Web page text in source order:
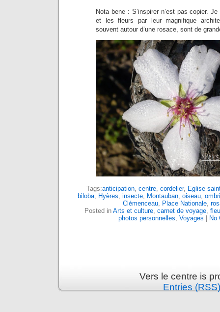
Nota bene : S’inspirer n’est pas copier.
et les fleurs par leur magnifique
souvent autour d’une rosace, sont de
Tags:anticipation, centre, cordelier, Eglise
biloba, Hyères, insecte, Montauban, oiseau,
Clémenceau, Place Nationale,
Posted in Arts et culture, carnet de voyage,
photos personnelles, Voyages No
Vers le centre is
Entries (RSS)